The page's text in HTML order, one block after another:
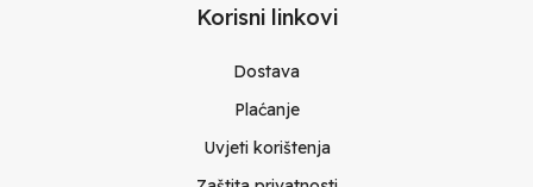
Korisni linkovi
Dostava
Plaćanje
Uvjeti korištenja